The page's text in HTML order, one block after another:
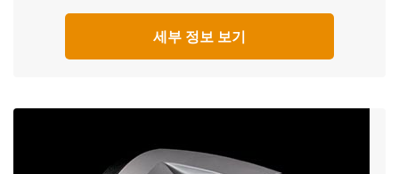
세부 정보 보기